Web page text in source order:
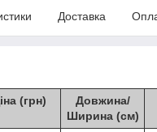
Доставка
(грн)
Довжина/
Ширина (см)